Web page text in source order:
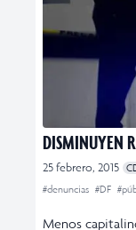
DISMINUYEN
25 febrero, 2015
#denuncias #DF
Menos